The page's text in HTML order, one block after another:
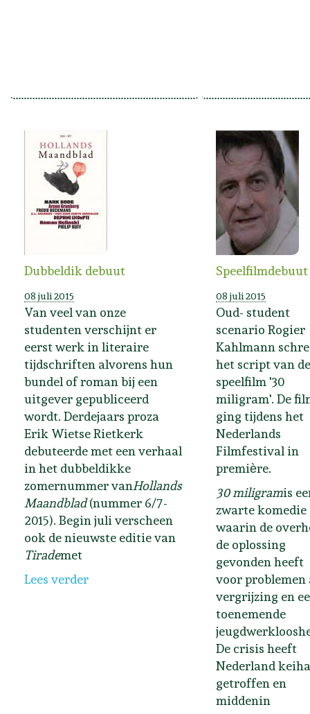
Dubbeldik debuut
08 juli 2015
Van veel van onze
studenten verschijnt er
eerst werk in literaire
tijdschriften alvorens hun
bundel of roman bij een
uitgever gepubliceerd
wordt. Derdejaars proza
Erik Wietse Rietkerk
debuteerde met een verhaal
in het dubbeldikke
zomernummer vanHollands
Maandblad(nummer 6/7-
2015). Begin juli verscheen
ook de nieuwste editie van
Tirademet
Lees verder
Speelfilmdebuut
08 juli 2015
Oud- student
scenario Rogier
Kahlmann
het script van de
speelfilm '30
miligram'. De
ging tijdens het
Nederlands
Filmfestival in
premiѐre.
30 miligramis
zwarte komedie
waarin de
de oplossing
gevonden heeft
voor problemen
vergrijzing en
toenemende
De crisis heeft
Nederland
getroffen en
middenin